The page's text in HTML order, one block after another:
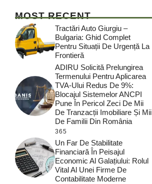
MOST RECENT
Tractări Auto Giurgiu –
Bulgaria: Ghid Complet
Pentru Situații De Urgență La
Frontieră
ADIRU Solicită Prelungirea
Termenului Pentru Aplicarea
TVA-Ului Redus De 9%:
Blocajul Sistemelor ANCPI
Pune În Pericol Zeci De Mii
De Tranzacții Imobiliare Și Mii
De Familii Din România
365
Un Far De Stabilitate
Financiară În Peisajul
Economic Al Galațiului: Rolul
Vital Al Unei Firme De
Contabilitate Moderne